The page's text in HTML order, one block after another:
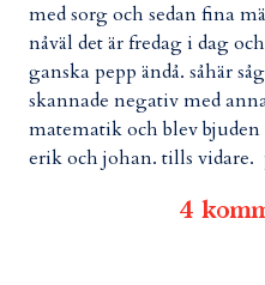
med sorg och sedan fina
nåväl det är fredag i dag
ganska pepp ändå. såhär
skannade negativ med
matematik och blev
erik och johan. tills vidare.
4